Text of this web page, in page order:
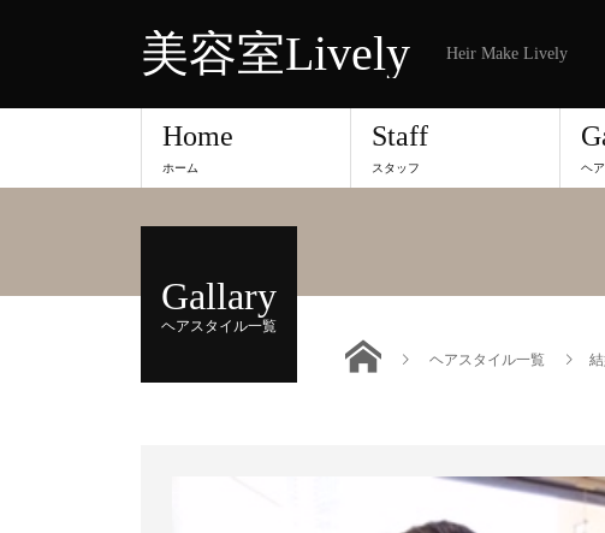
美容室Lively Heir Make Lively
Home
ホーム
Staff
スタッフ ヘ
Gallary
ヘアスタイル一覧
ヘアスタイル一覧